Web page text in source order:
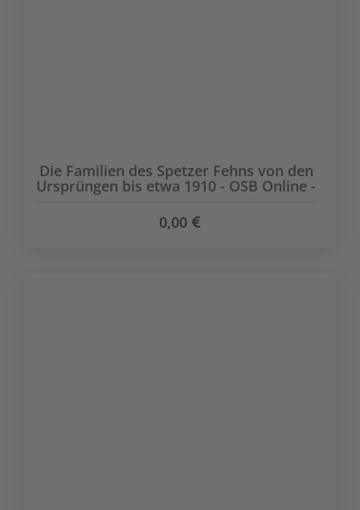
Die Familien des Spetzer Fehns von den
Ursprüngen bis etwa 1910 - OSB Online -
0,00